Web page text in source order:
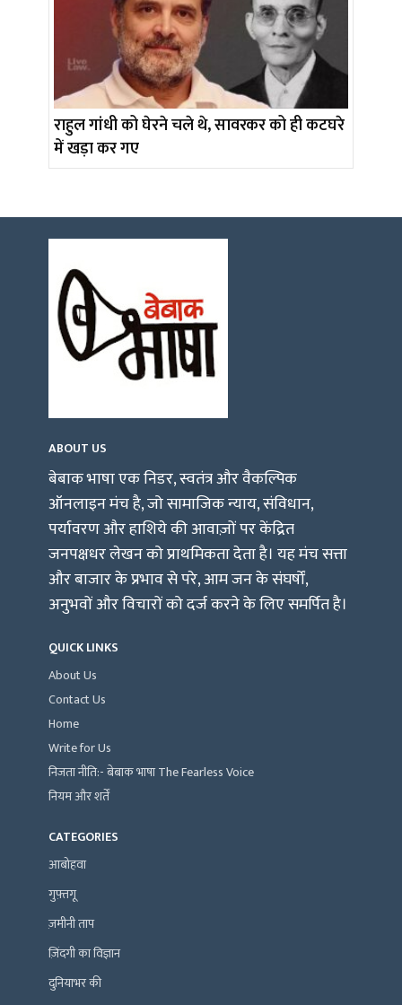
राहुल गांधी को घेरने चले थे, सावरकर को ही कटघरे
में खड़ा कर गए
ABOUT US
बेबाक भाषा एक निडर, स्वतंत्र और वैकल्पिक
ऑनलाइन मंच है, जो सामाजिक न्याय, संविधान,
पर्यावरण और हाशिये की आवाज़ों पर केंद्रित
जनपक्षधर लेखन को प्राथमिकता देता है। यह मंच सत्ता
और बाजार के प्रभाव से परे, आम जन के संघर्षों,
अनुभवों और विचारों को दर्ज करने के लिए समर्पित है।
QUICK LINKS
About Us
Contact Us
Home
Write for Us
निजता नीति:- बेबाक भाषा The Fearless Voice
नियम और शर्तें
CATEGORIES
आबोहवा
गुफ़्तगू
ज़मीनी ताप
ज़िंदगी का विज्ञान
दुनियाभर की